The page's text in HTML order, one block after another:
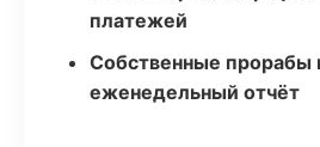
платежей
Собственные прорабы
еженедельный отчёт